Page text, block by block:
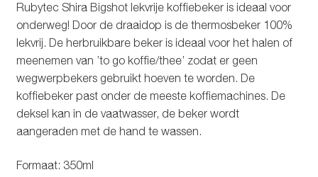
Rubytec Shira Bigshot lekvrije koffiebeker is ideaal voor
onderweg! Door de draaidop is de thermosbeker 100%
lekvrij. De herbruikbare beker is ideaal voor het halen of
meenemen van ’to go koffie/thee’ zodat er geen
wegwerpbekers gebruikt hoeven te worden. De
koffiebeker past onder de meeste koffiemachines. De
deksel kan in de vaatwasser, de beker wordt
aangeraden met de hand te wassen.
Formaat: 350ml